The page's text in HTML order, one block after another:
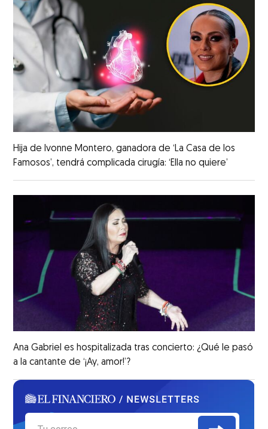
Hija de Ivonne Montero, ganadora de ‘La Casa de los
Famosos’, tendrá complicada cirugía: ‘Ella no quiere’
Ana Gabriel es hospitalizada tras concierto: ¿Qué le pasó
a la cantante de ‘¡Ay, amor!’?